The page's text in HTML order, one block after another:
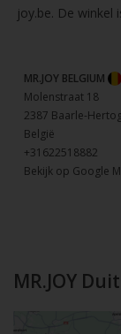
joy.be. De winkel
MR.JOY BELGIUM
Molenstraat 18
2387 Baarle-
België
+31622518882
Bekijk op Google
MR.JOY